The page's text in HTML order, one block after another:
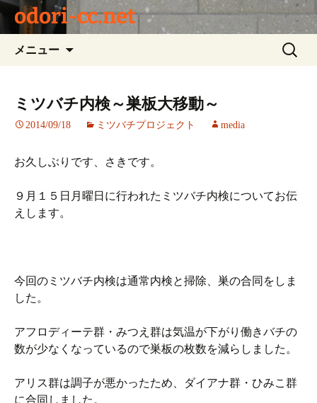
odori-cc.net
メニュー
ツ
キ
プ
検
索:
ミツバチ内検～巣板大移動～
2014/09/18 ミツバチプロジェクト media
お久しぶりです、さきです。
９月１５日月曜日に行われたミツバチ内検についてお伝
えします。
今回のミツバチ内検は通常内検と掃除、巣の合同をしま
した。
アフロディーテ群・みつえ群は気温が下がり働きバチの
数が少なくなっているので巣板の枚数を減らしました。
アリス群は調子が悪かったため、ダイアナ群・ひみこ群
に合同しました。